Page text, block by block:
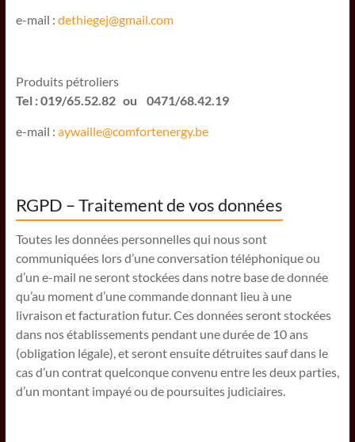
e-mail : dethiegej@gmail.com
Produits pétroliers
Tel : 019/65.52.82 ou 0471/68.42.19
e-mail : aywaille@comfortenergy.be
RGPD – Traitement de vos données
Toutes les données personnelles qui nous sont
communiquées lors d’une conversation téléphonique ou
d’un e-mail ne seront stockées dans notre base de donnée
qu’au moment d’une commande donnant lieu à une
livraison et facturation futur. Ces données seront stockées
dans nos établissements pendant une durée de 10 ans
(obligation légale), et seront ensuite détruites sauf dans le
cas d’un contrat quelconque convenu entre les deux parties,
d’un montant impayé ou de poursuites judiciaires.